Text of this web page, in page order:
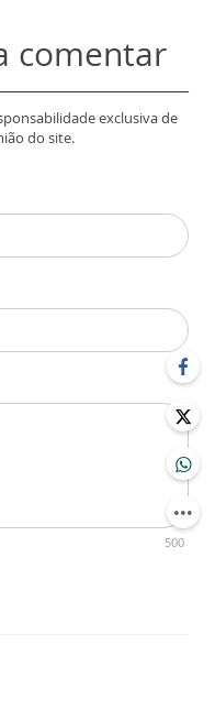
comentar
exclusiva de
do site.
500